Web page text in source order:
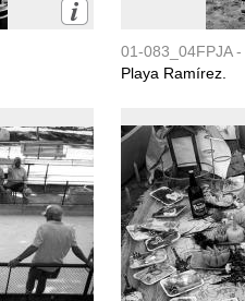
01-083_04FPJA -
Playa Ramírez.